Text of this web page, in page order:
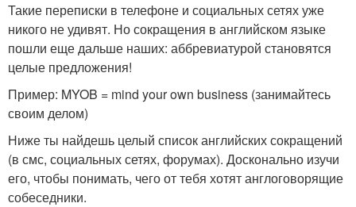
Такие переписки в телефоне и социальных сетях уже
никого не удивят. Но сокращения в английском языке
пошли еще дальше наших: аббревиатурой становятся
целые предложения!
Пример: MYOB = mind your own business (занимайтесь
своим делом)
Ниже ты найдешь целый список английских сокращений
(в смс, социальных сетях, форумах). Досконально изучи
его, чтобы понимать, чего от тебя хотят англоговорящие
собеседники.